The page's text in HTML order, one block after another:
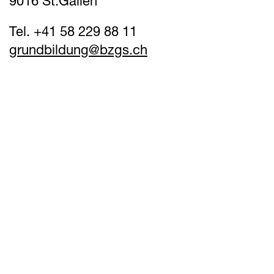
Tel. +41 58 229 88 11
grundbildung@bzgs.ch